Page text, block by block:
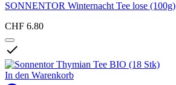
SONNENTOR Winternacht Tee lose (100g)
CHF 6.80

In den Warenkorb